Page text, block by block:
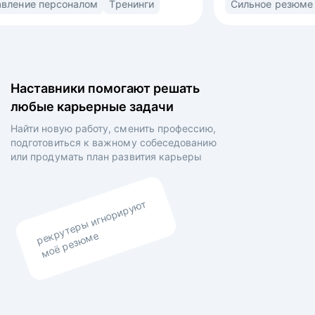
(market/product fit) в найме. Знаю ожидания
Выравниваю ваши личные цели и планы
работодателя.
Управление персоналом
Тренинги
Наставники помогают решать
любые карьерные задачи
Найти новую работу, сменить профессию,
подготовиться к важному собеседованию
или продумать план развития карьеры
рекрутеры игнорируют
моё резюме